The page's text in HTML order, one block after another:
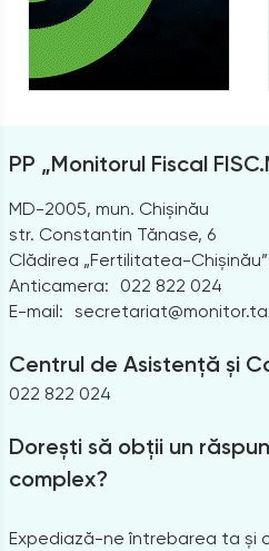
PP „Monitorul Fiscal
MD-2005, mun. Chișinău
str. Constantin Tănase, 6
Clădirea „Fertilitatea-
Anticamera:
022 822 024
E-mail:
Centrul de Asistență și
022 822 024
Dorești să obții un
complex?
Expediază-ne întrebarea ta și